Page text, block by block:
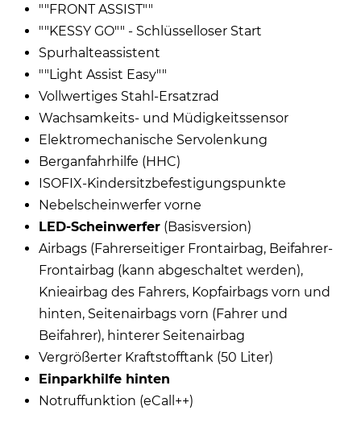
""FRONT ASSIST""
""KESSY GO"" - Schlüsselloser Start
Spurhalteassistent
""Light Assist Easy""
Vollwertiges Stahl-Ersatzrad
Wachsamkeits- und Müdigkeitssensor
Elektromechanische Servolenkung
Berganfahrhilfe (HHC)
ISOFIX-Kindersitzbefestigungspunkte
Nebelscheinwerfer vorne
LED-Scheinwerfer (Basisversion)
Airbags (Fahrerseitiger Frontairbag, Beifahrer-
Frontairbag (kann abgeschaltet werden),
Knieairbag des Fahrers, Kopfairbags vorn und
hinten, Seitenairbags vorn (Fahrer und
Beifahrer), hinterer Seitenairbag
Vergrößerter Kraftstofftank (50 Liter)
Einparkhilfe hinten
Notruffunktion (eCall++)